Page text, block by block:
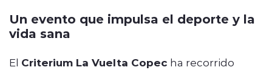
Un evento que impulsa el deporte y la
vida sana
El Criterium La Vuelta Copec ha recorrido